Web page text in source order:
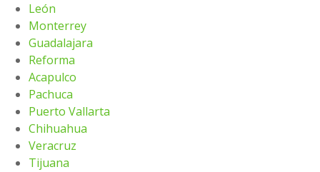
León
Monterrey
Guadalajara
Reforma
Acapulco
Pachuca
Puerto Vallarta
Chihuahua
Veracruz
Tijuana